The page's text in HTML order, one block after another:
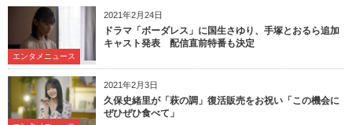
2021年2月24日
エンタメニュース
ドラマ「ボーダレス」に国生さゆり、手塚とおるら追加
キャスト発表 配信直前特番も決定
2021年2月3日
久保史緒里が「萩の調」復活販売をお祝い「この機会に
ぜひぜひ食べて」